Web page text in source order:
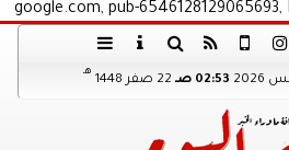
google.com, pub-
02:53 صـ 22 صفر 1448
هـ